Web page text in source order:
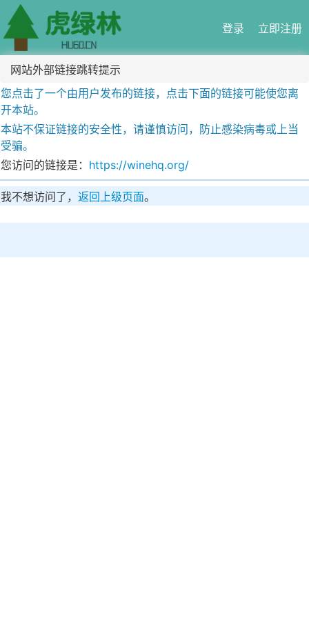
登录 立即注册
网站外部链接跳转提示
您点击了一个由用户发布的链接，点击下面的链接可能使您离
开本站。
本站不保证链接的安全性，请谨慎访问，防止感染病毒或上当
受骗。
您访问的链接是： https://winehq.org/
我不想访问了， 返回上级页面。